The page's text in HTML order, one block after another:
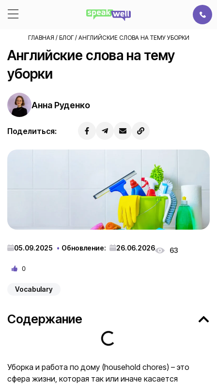
ГЛАВНАЯ / БЛОГ/ АНГЛИЙСКИЕ СЛОВА НА ТЕМУ УБОРКИ
Английские слова на тему
уборки
Анна Руденко
Поделиться:
05.09.2025 Обновление: 26.06.2026 63
0
Vocabulary
Содержание
Уборка и работа по дому (household chores) – это
сфера жизни, которая так или иначе касается